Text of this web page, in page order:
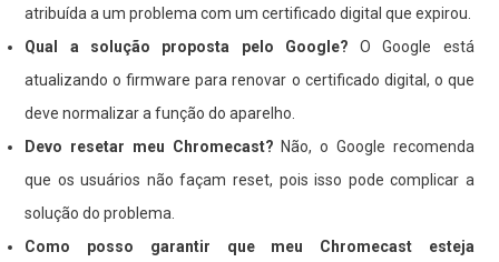
atribuída a um problema com um certificado digital que expirou.
Qual a solução proposta pelo Google? O Google está
atualizando o firmware para renovar o certificado digital, o que
deve normalizar a função do aparelho.
Devo resetar meu Chromecast? Não, o Google recomenda
que os usuários não façam reset, pois isso pode complicar a
solução do problema.
Como posso garantir que meu Chromecast esteja